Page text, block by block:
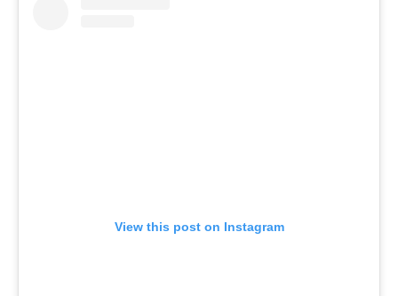
View this post on Instagram